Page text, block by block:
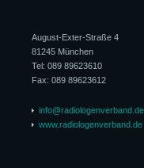
August-Exter-Straße 4
81245 München
Tel: 089 89623610
Fax: 089 89623612
info@radiologenverband.de
www.radiologenverband.de